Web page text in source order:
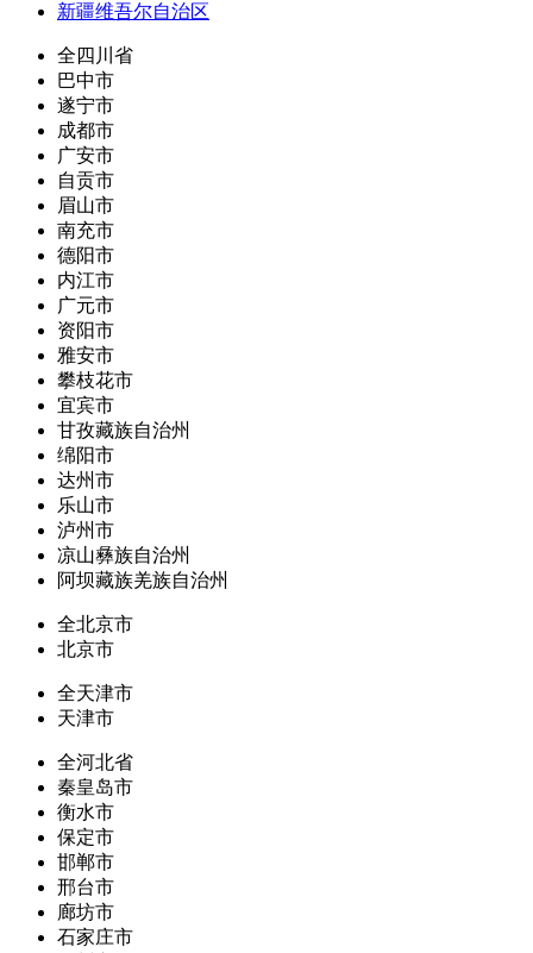
新疆维吾尔自治区
全四川省
巴中市
遂宁市
成都市
广安市
自贡市
眉山市
南充市
德阳市
内江市
广元市
资阳市
雅安市
攀枝花市
宜宾市
甘孜藏族自治州
绵阳市
达州市
乐山市
泸州市
凉山彝族自治州
阿坝藏族羌族自治州
全北京市
北京市
全天津市
天津市
全河北省
秦皇岛市
衡水市
保定市
邯郸市
邢台市
廊坊市
石家庄市